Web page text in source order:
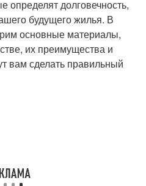
определят долговечность,
будущего жилья. В
основные материалы,
их преимущества и
вам сделать правильный